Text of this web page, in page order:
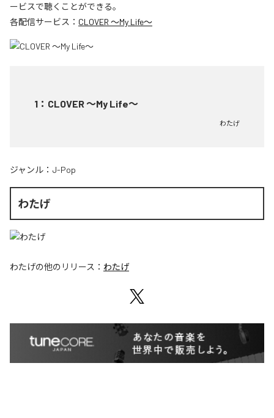
ービスで聴くことができる。
各配信サービス： CLOVER ～My Life～
1 ： CLOVER ～My Life～
わたげ
ジャンル： J-Pop
わたげ
わたげの他のリリース： わたげ